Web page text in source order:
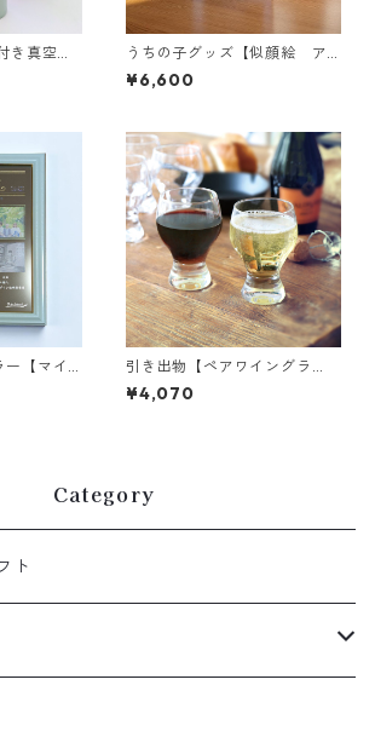
き真空ス
ル 15個〜
｜キャ
うちの子グッズ【似顔絵 ア
クリルフレーム 】ペット｜似
顔絵｜プリント｜イラスト｜
¥6,600
ー【マイ
生の軌
書
引き出物【ペアワイングラ
ス タイニー】家族婚｜食器
｜名入れ｜オリジナル
¥4,070
Category
ト